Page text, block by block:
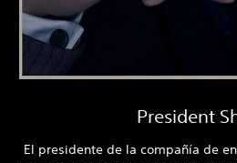
President
El presidente de la compañía de